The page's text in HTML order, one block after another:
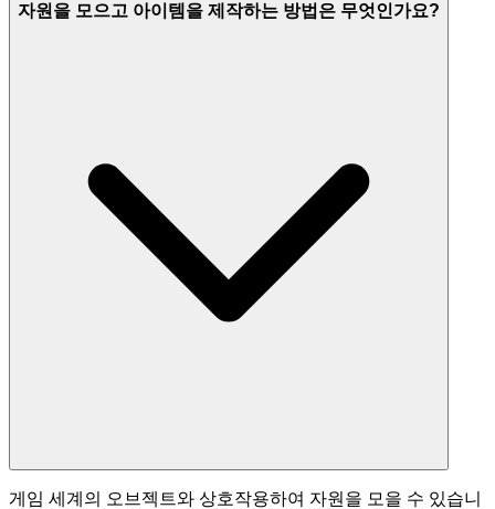
자원을 모으고 아이템을 제작하는 방법은 무엇인가요?
게임 세계의 오브젝트와 상호작용하여 자원을 모을 수 있습니